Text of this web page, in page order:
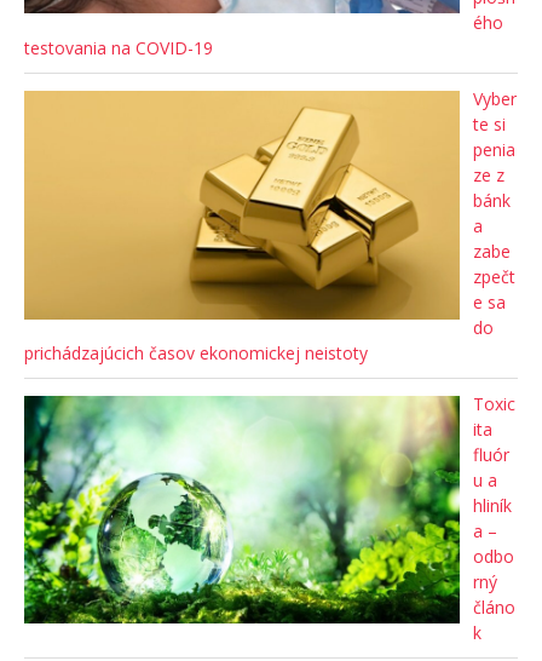
ého
testovania na COVID-19
Vyber
te si
penia
ze z
bánk
a
zabe
zpečt
e sa
do
prichádzajúcich časov ekonomickej neistoty
Toxic
ita
fluór
u a
hliník
a –
odbo
rný
článo
k